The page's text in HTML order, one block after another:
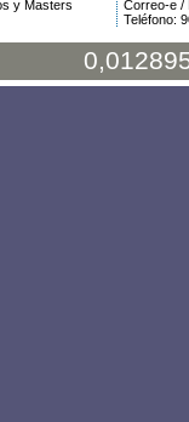
y Masters
Correo-e /
Teléfono: